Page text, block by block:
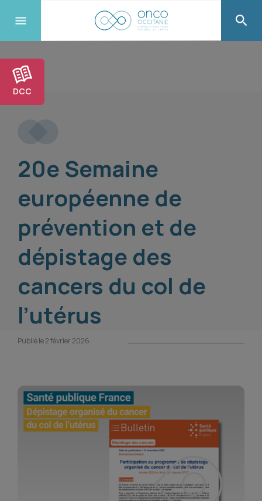
DCC
20e Semaine
européenne de
prévention et de
dépistage des
cancers du col de
l’utérus
Publié le 2 février 2026